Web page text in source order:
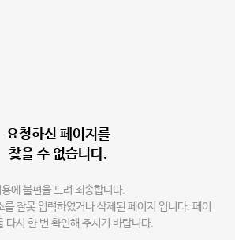
요청하신 페이지를
찾을 수 없습니다.
에 불편을 드려 죄송합니다.
잘못 입력하였거나 삭제된 페이지 입니다. 페이
다시 한 번 확인해 주시기 바랍니다.